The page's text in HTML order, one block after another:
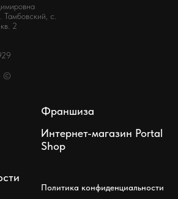
с.
2
©
Франшиза
Интернет-магазин Portal
Shop
Политика конфиденциальности